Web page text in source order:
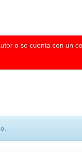
o se cuenta con un